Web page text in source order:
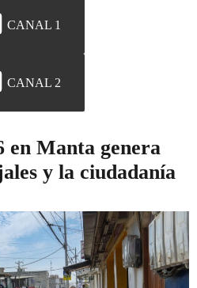
CANAL 1
CANAL 2
en Manta genera
y la ciudadanía